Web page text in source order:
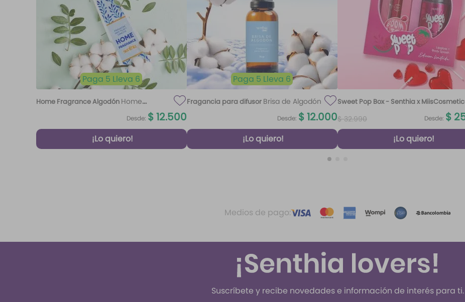
Paga 5 Lleva 6
Home Fragrance Algodón Home
Desde: $12.500
¡Lo quiero!
Paga 5 Lleva 6
Fragancia para difusor Brisa de Algodón
Desde: $12.000
¡Lo quiero!
Sweet Pop Box - Senthia x
$ 32.990 Desde: $
¡Lo quiero!
Medios de pago:
Suscríbete y recibe novedades e información de interés para ti.